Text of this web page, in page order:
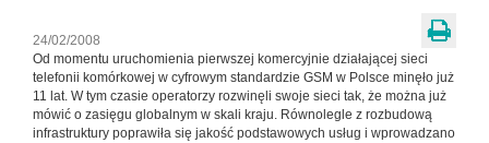
24/02/2008
Od momentu uruchomienia pierwszej komercyjnie działającej sieci
telefonii komórkowej w cyfrowym standardzie GSM w Polsce minęło już
11 lat. W tym czasie operatorzy rozwinęli swoje sieci tak, że można już
mówić o zasięgu globalnym w skali kraju. Równolegle z rozbudową
infrastruktury poprawiła się jakość podstawowych usług i wprowadzano